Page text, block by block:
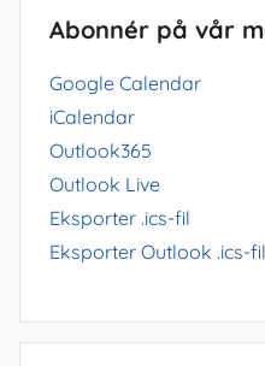
Abonnér på vår
Google Calendar
iCalendar
Outlook365
Outlook Live
Eksporter .ics-fil
Eksporter Outlook .ics-fil